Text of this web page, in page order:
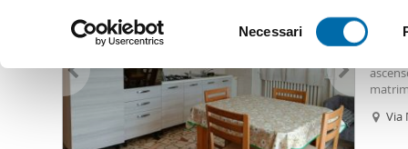
Identificare il tuo
(impronte digitali).
Approfondisci come
dettagli. Puoi modificare
Utilizziamo i cookie per
e
z
i
Necessari
Via